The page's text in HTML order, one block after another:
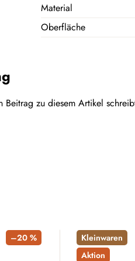
Material
Oberfläche
Beitrag zu diesem Artikel
–20 %
Kleinwaren
Aktion